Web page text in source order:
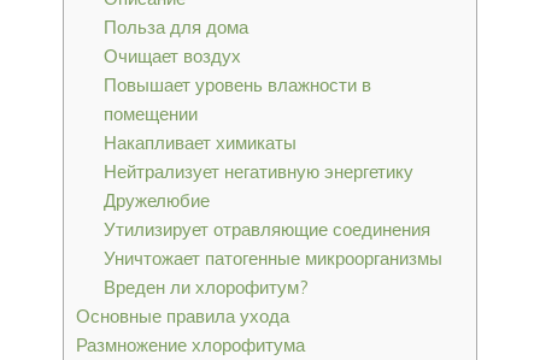
Польза для дома
Очищает воздух
Повышает уровень влажности в
помещении
Накапливает химикаты
Нейтрализует негативную энергетику
Дружелюбие
Утилизирует отравляющие соединения
Уничтожает патогенные микроорганизмы
Вреден ли хлорофитум?
Основные правила ухода
Размножение хлорофитума